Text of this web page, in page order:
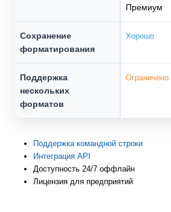
Премиум
Сохранение
форматирования
Хорошо
Поддержка
нескольких
форматов
Ограничено
Поддержка командной строки
Интеграция API
Доступность 24/7 оффлайн
Лицензия для предприятий